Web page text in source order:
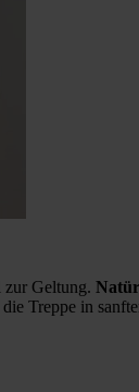
zur Geltung.
Treppe in